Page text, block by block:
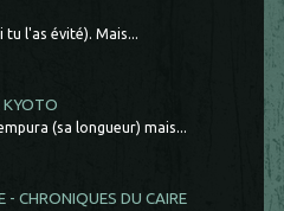
l'as évité). Mais...
KYOTO
(sa longueur) mais...
- CHRONIQUES DU CAIRE